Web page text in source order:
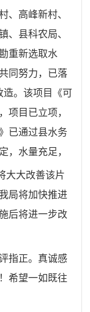
、高峰新村、
、县科农局、
重新选取水
同努力，已落
造。该项目《可
项目已立项，
已通过县水务
，水量充足，
大大改善该片
局将加快推进
后将进一步改
指正。真诚感
希望一如既往